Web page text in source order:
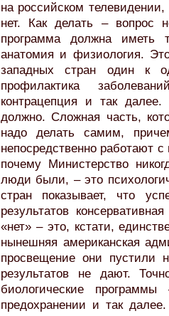
на российском
нет. Как делать – вопрос
программа должна иметь
анатомия и физиология.
западных стран один к
профилактика
контрацепция и так
должно. Сложная часть,
надо делать самим,
непосредственно работают
почему Министерство
люди были, – это
стран показывает, что
результатов
«нет» – это, кстати,
нынешняя американская
просвещение они пустили
результатов не дают.
биологические
предохранении и так